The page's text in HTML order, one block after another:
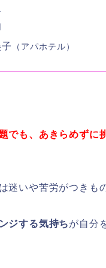
（アパホテル）
でも、あきらめずに
迷いや苦労がつきも
ジする気持ちが自分